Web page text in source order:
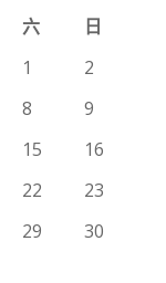
六
日
1
2
8
9
15
16
22
23
29
30